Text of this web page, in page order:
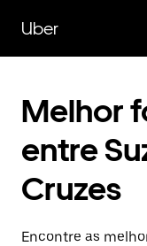
para
conteúdo
Uber
Melhor
entre
Cruzes
Encontre as